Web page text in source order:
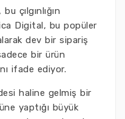
çılgınlığın
Digital, bu popüler
dev bir sipariş
bir ürün
ifade ediyor.
haline gelmiş bir
yaptığı büyük